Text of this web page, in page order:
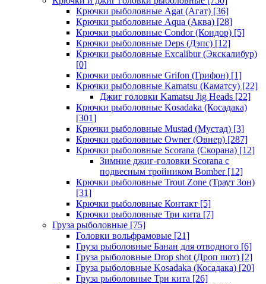
Крючки рыболовные Agat (Агат) [36]
Крючки рыболовные Aqua (Аква) [28]
Крючки рыболовные Condor (Кондор) [5]
Крючки рыболовные Deps (Дэпс) [12]
Крючки рыболовные Excalibur (Экскалибур)
[0]
Крючки рыболовные Grifon (Грифон) [1]
Крючки рыболовные Kamatsu (Каматсу) [22]
Джиг головки Kamatsu Jig Heads [22]
Крючки рыболовные Kosadaka (Косадака)
[301]
Крючки рыболовные Mustad (Мустад) [3]
Крючки рыболовные Owner (Овнер) [287]
Крючки рыболовные Scorana (Скорана) [12]
Зимние джиг-головки Scorana с
подвесным тройником Bomber[12]
Крючки рыболовные Trout Zone (Траут Зон)
[31]
Крючки рыболовные Контакт [5]
Крючки рыболовные Три кита [7]
Груза рыболовные [75]
Головки вольфрамовые [21]
Груза рыболовные Банан для отводного [6]
Груза рыболовные Drop shot (Дроп шот) [2]
Груза рыболовные Kosadaka (Косадака) [20]
Груза рыболовные Три кита [26]